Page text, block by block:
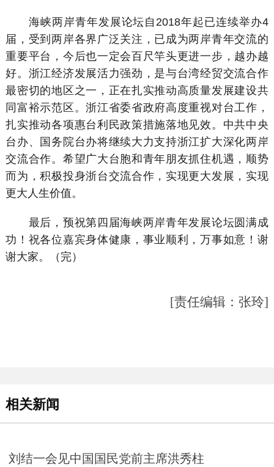
海峡两岸青年发展论坛自2018年起已连续举办4
届，受到两岸各界广泛关注，已成为两岸青年交流的
重要平台，今后也一定会百尺竿头更进一步，越办越
好。浙江经济发展活力强劲，是与台湾经贸交流合作
最密切的地区之一，正在扎实推动高质量发展建设共
同富裕示范区。浙江省委省政府高度重视对台工作，
扎实推动各项惠台利民政策措施落地见效。中共中央
台办、国务院台办将继续大力支持浙江扩大深化两岸
交流合作。希望广大台胞和青年朋友抓住机遇，顺势
而为，积极投身浙台交流合作，实现更大发展，实现
更大人生价值。
最后，预祝第四届海峡两岸青年发展论坛圆满成
功！祝各位嘉宾身体健康，事业顺利，万事如意！谢
谢大家。（完）
[责任编辑：张玲]
相关新闻
刘结一会见中国国民党前主席洪秀柱